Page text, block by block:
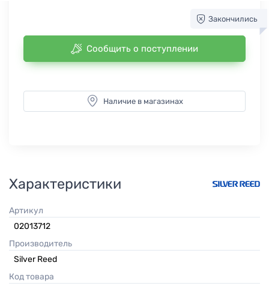
Закончились
Сообщить о поступлении
Наличие в магазинах
Характеристики
Артикул
02013712
Производитель
Silver Reed
Код товара